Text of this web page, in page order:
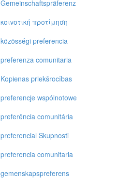
Gemeinschaftspräferenz
κoιvoτική πρoτίμηση
közösségi preferencia
preferenza comunitaria
Kopienas priekšrocības
preferencje wspólnotowe
preferência comunitária
preferencial Skupnosti
preferencia comunitaria
gemenskapspreferens